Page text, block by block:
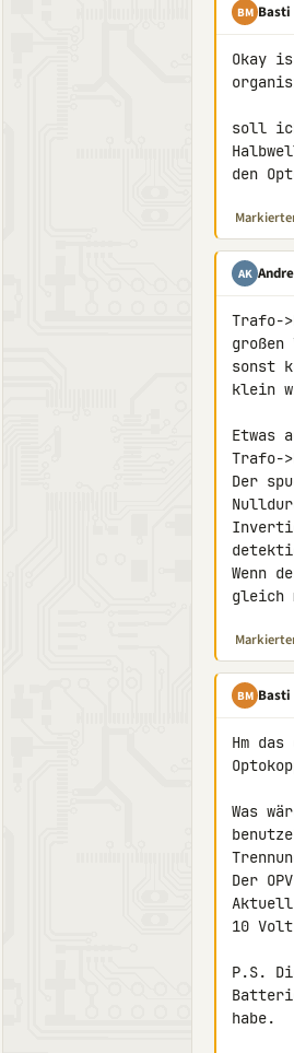
BM Basti
Okay
soll
den
AK
Trafo-
sonst
klein
Etwas
Trafo-
Der
Wenn
gleich
BM Basti
Hm
Was
Der
Aktuell
10 Volt
P.S.
habe.